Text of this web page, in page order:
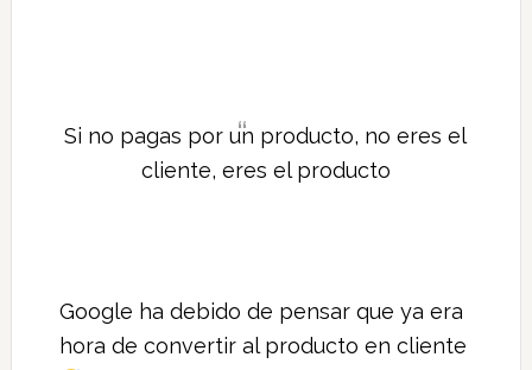
Si no pagas por un producto, no eres el
cliente, eres el producto
Google ha debido de pensar que ya era
hora de convertir al producto en cliente